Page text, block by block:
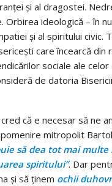
şi al dragostei.
Orbirea ideologică – în
şi al spiritului civic.
care încearcă din
sociale ale celor
de datoria
că e necesar să ne
mitropolit
să dea tot mai
spiritului”. Dar
şi să ţinem ochii